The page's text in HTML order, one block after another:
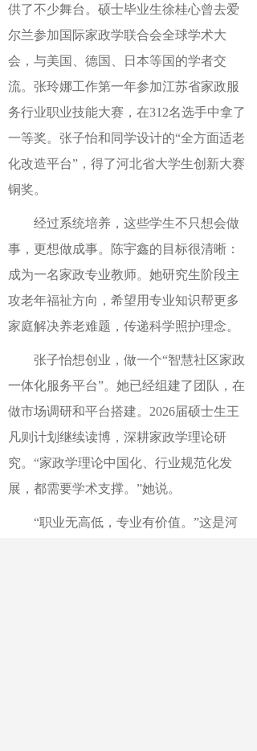
供了不少舞台。硕士毕业生徐桂心曾去爱
尔兰参加国际家政学联合会全球学术大
会，与美国、德国、日本等国的学者交
流。张玲娜工作第一年参加江苏省家政服
务行业职业技能大赛，在312名选手中拿了
一等奖。张子怡和同学设计的“全方面适老
化改造平台”，得了河北省大学生创新大赛
铜奖。
经过系统培养，这些学生不只想会做
事，更想做成事。陈宇鑫的目标很清晰：
成为一名家政专业教师。她研究生阶段主
攻老年福祉方向，希望用专业知识帮更多
家庭解决养老难题，传递科学照护理念。
张子怡想创业，做一个“智慧社区家政
一体化服务平台”。她已经组建了团队，在
做市场调研和平台搭建。2026届硕士生王
凡则计划继续读博，深耕家政学理论研
究。“家政学理论中国化、行业规范化发
展，都需要学术支撑。”她说。
“职业无高低，专业有价值。”这是河